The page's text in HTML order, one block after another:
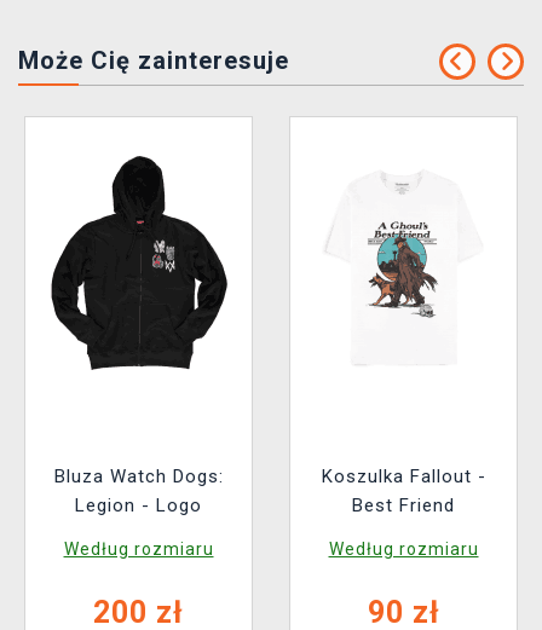
Może Cię zainteresuje
Bluza Watch Dogs:
Legion - Logo
Według rozmiaru
200 zł
Koszulka Fallout -
Best Friend
Według rozmiaru
90 zł